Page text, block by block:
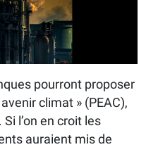
pourront proposer
climat » (PEAC),
l’on en croit les
auraient mis de